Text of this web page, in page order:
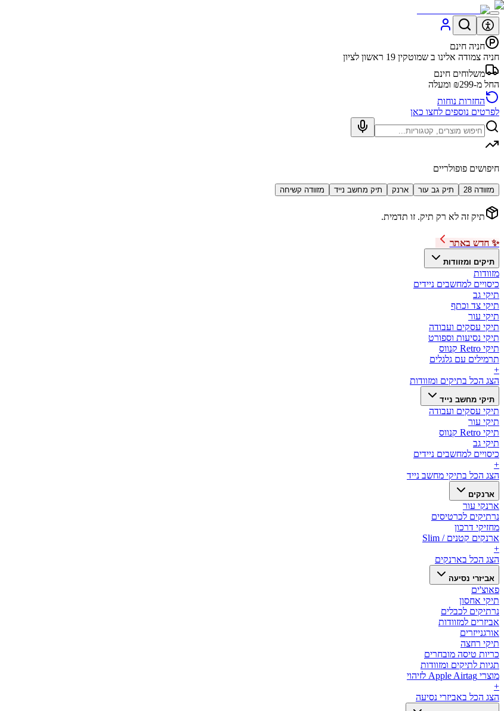
חניה חינם
חניה צמודה אלינו ב שמוטקין 19 ראשון לציון
משלוחים חינם
החל מ-₪299 ומעלה
החזרות נוחות
לפרטים נוספים לחצו כאן
חיפושים פופולריים
מזוודה 28 תיק גב עור ארנק תיק מחשב נייד מזוודה קשיחה
תיק זה לא רק תיק. זו תדמית.
✨ חדש באתר
תיקים ומזוודות
מזוודות
כיסויים למחשבים ניידים
תיקי גב
תיקי צד וכתף
תיקי עור
תיקי עסקים ועבודה
תיקי נסיעות וספורט
תיקי Retro קנווס
תרמילים עם גלגלים
+
הצג הכל בתיקים ומזוודות
תיקי מחשב נייד
תיקי עסקים ועבודה
תיקי עור
תיקי Retro קנווס
תיקי גב
כיסויים למחשבים ניידים
+
הצג הכל בתיקי מחשב נייד
ארנקים
ארנקי עור
נרתיקים לכרטיסים
מחזיקי דרכון
ארנקים קטנים / Slim
+
הצג הכל בארנקים
אביזרי נסיעה
פאוצ'ים
תיקי אחסון
נרתיקים לכבלים
אביזרים למזוודות
אורגנייזרים
תיקי רחצה
כריות טיסה מובחרים
תגיות לתיקים ומזוודות
מוצרי Apple Airtag לזיהוי
+
הצג הכל באביזרי נסיעה